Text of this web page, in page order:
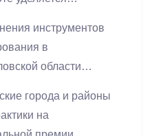
в целом.
более активно
бюджетирования,
инфраструктуры,
общественных
инструментов
в
области
рублей. В
107
города и районы
на